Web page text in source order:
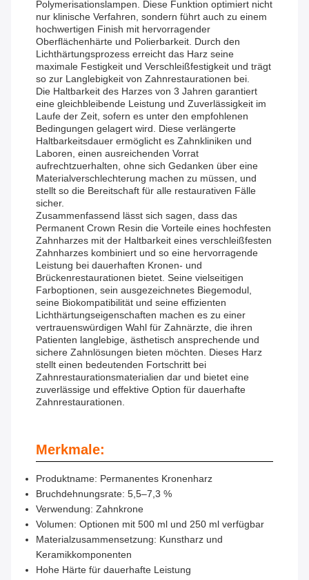
Polymerisationslampen. Diese Funktion optimiert nicht
nur klinische Verfahren, sondern führt auch zu einem
hochwertigen Finish mit hervorragender
Oberflächenhärte und Polierbarkeit. Durch den
Lichthärtungsprozess erreicht das Harz seine
maximale Festigkeit und Verschleißfestigkeit und trägt
so zur Langlebigkeit von Zahnrestaurationen bei.
Die Haltbarkeit des Harzes von 3 Jahren garantiert
eine gleichbleibende Leistung und Zuverlässigkeit im
Laufe der Zeit, sofern es unter den empfohlenen
Bedingungen gelagert wird. Diese verlängerte
Haltbarkeitsdauer ermöglicht es Zahnkliniken und
Laboren, einen ausreichenden Vorrat
aufrechtzuerhalten, ohne sich Gedanken über eine
Materialverschlechterung machen zu müssen, und
stellt so die Bereitschaft für alle restaurativen Fälle
sicher.
Zusammenfassend lässt sich sagen, dass das
Permanent Crown Resin die Vorteile eines hochfesten
Zahnharzes mit der Haltbarkeit eines verschleißfesten
Zahnharzes kombiniert und so eine hervorragende
Leistung bei dauerhaften Kronen- und
Brückenrestaurationen bietet. Seine vielseitigen
Farboptionen, sein ausgezeichnetes Biegemodul,
seine Biokompatibilität und seine effizienten
Lichthärtungseigenschaften machen es zu einer
vertrauenswürdigen Wahl für Zahnärzte, die ihren
Patienten langlebige, ästhetisch ansprechende und
sichere Zahnlösungen bieten möchten. Dieses Harz
stellt einen bedeutenden Fortschritt bei
Zahnrestaurationsmaterialien dar und bietet eine
zuverlässige und effektive Option für dauerhafte
Zahnrestaurationen.
Merkmale:
Produktname: Permanentes Kronenharz
Bruchdehnungsrate: 5,5–7,3 %
Verwendung: Zahnkrone
Volumen: Optionen mit 500 ml und 250 ml verfügbar
Materialzusammensetzung: Kunstharz und
Keramikkomponenten
Hohe Härte für dauerhafte Leistung